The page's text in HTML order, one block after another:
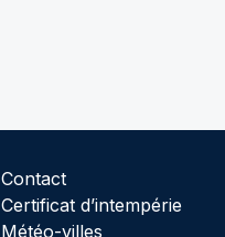
Contact
Certificat d’intempérie
Météo-villes